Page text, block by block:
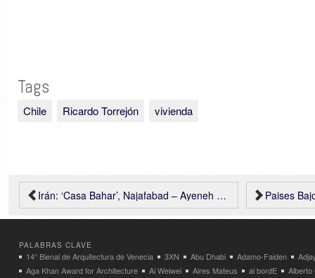
Tags
Chile Ricardo Torrejón vivienda
Paises
Irán: ‘Casa Bahar’, Najafabad – Ayeneh Office
PALABRAS CLAVE
14° Bienal de Arquitectura de Venecia 3XN Abu Dhabi Adamo-Faiden
Aga Khan Award for Architecture
Ai Weiwei Aires Mateus al bordE
Alberto